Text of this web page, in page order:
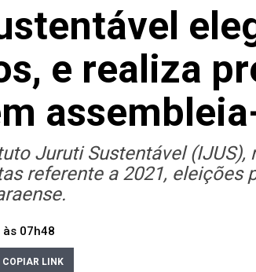
e realiza
Juruti Sustentável
referente a 2021, eleições
07h48
COPIAR LINK